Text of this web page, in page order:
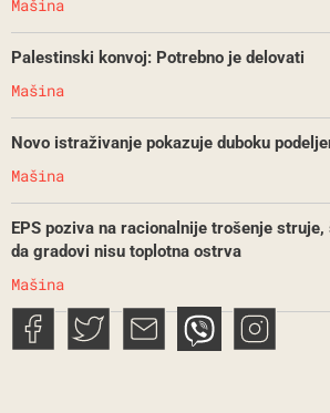
Mašina
Palestinski konvoj: Potrebno je delovati
Mašina
Novo istraživanje pokazuje duboku
Mašina
EPS poziva na racionalnije trošenje
da gradovi nisu toplotna ostrva
Mašina